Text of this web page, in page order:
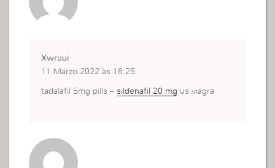
Xwruui
11 Marzo 2022 às 18:25
tadalafil 5mg pills – sildenafil 20 mg us viagra